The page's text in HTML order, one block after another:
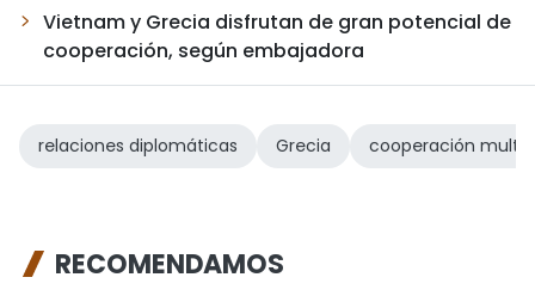
Vietnam y Grecia disfrutan de gran potencial de
cooperación, según embajadora
relaciones diplomáticas Grecia cooperación
RECOMENDAMOS